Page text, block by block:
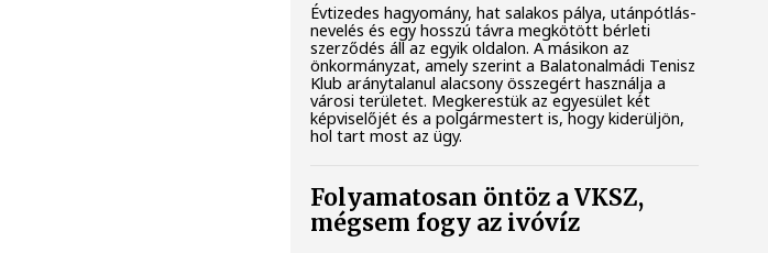
Évtizedes hagyomány, hat salakos pálya, utánpótlás-
nevelés és egy hosszú távra megkötött bérleti
szerződés áll az egyik oldalon. A másikon az
önkormányzat, amely szerint a Balatonalmádi Tenisz
Klub aránytalanul alacsony összegért használja a
városi területet. Megkerestük az egyesület két
képviselőjét és a polgármestert is, hogy kiderüljön,
hol tart most az ügy.
Folyamatosan öntöz a VKSZ,
mégsem fogy az ivóvíz